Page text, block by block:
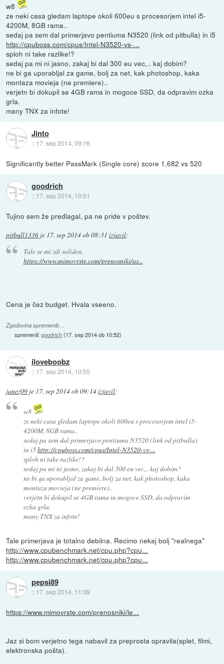
w8
ze neki casa gledam laptope okoli 600eu s procesorjem intel i5-
4200M, 8GB rama..
sedaj pa sem dal primerjavo pentiuma N3520 (link od pitbulla) in i5
http://cpuboss.com/cpus/Intel-N3520-vs-...
sploh ni take razlike!?
sedaj pa mi ni jasno, zakaj bi dal 300 eu vec,.. kaj dobim?
ne bi ga uporabljal za game, bolj za net, kak photoshop, kaka
montaza movieja (ne premiere)..
verjetn bi dokupil se 4GB rama in mogoce SSD, da odpravim ozka
grla.
many TNX za infote!
Jinto
:: 17. sep 2014, 09:16
Significantly better PassMark (Single core) score 1,682 vs 520
goodrich
:: 17. sep 2014, 10:51
Tujino sem že predlagal, pa ne pride v poštev.
pitbull1336 je 17. sep 2014 ob 08:31 izjavil:
Tale se mi zdi soliden.
https://www.mimovrste.com/prenosniki/as...
Cena je čez budget. Hvala vseeno.
Zgodovina sprememb…
spremenil:goodrich(17. sep 2014 ob 10:52)
iloveboobz
:: 17. sep 2014, 10:55
janez09 je 17. sep 2014 ob 09:14izjavil:
w8
ze neki casa gledam laptope okoli 600eu s procesorjem intel i5-
4200M, 8GB rama..
sedaj pa sem dal primerjavo pentiuma N3520 (link od pitbulla)
in i5http://cpuboss.com/cpus/Intel-N3520-vs-...
sploh ni take razlike!?
sedaj pa mi ni jasno, zakaj bi dal 300 eu vec,.. kaj dobim?
ne bi ga uporabljal za game, bolj za net, kak photoshop, kaka
montaza movieja (ne premiere)..
verjetn bi dokupil se 4GB rama in mogoce SSD, da odpravim
ozka grla.
many TNX za infote!
Tale primerjava je totalno debilna. Recimo nekaj bolj "realnega"
http://www.cpubenchmark.net/cpu.php?cpu...
http://www.cpubenchmark.net/cpu.php?cpu...
pepsi89
:: 17. sep 2014, 11:39
https://www.mimovrste.com/prenosniki/le...
Jaz si bom verjetno tega nabavil za preprosta opravila(splet, filmi,
elektronska pošta).